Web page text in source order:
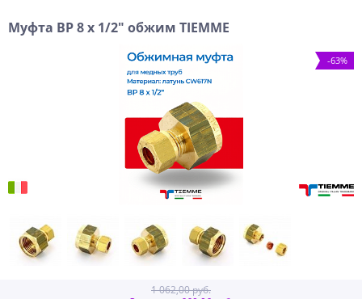
Муфта ВР 8 x 1/2" обжим TIEMME
-63%
1 062,00 руб.